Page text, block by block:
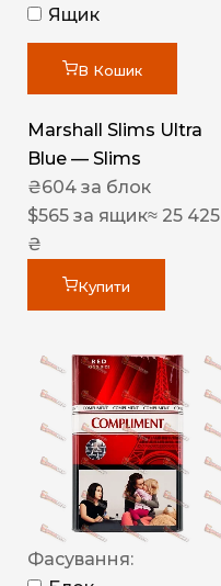
Ящик
В Кошик
Marshall Slims Ultra
Blue — Slims
₴604 за блок
$565 за ящик≈ 25 425
₴
Купити
Фасування: